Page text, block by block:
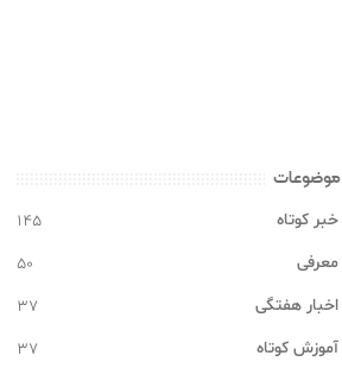
موضوعات
خبر کوتاه ۱۴۵
معرفی ۵۰
اخبار هفتگی ۳۷
آموزش کوتاه
۳۷